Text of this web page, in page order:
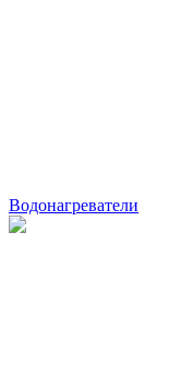
Водонагреватели